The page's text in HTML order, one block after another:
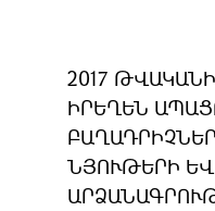
2017
ԻՐԵՂԵՆ
ՆՅՈՒԹԵՐԻ